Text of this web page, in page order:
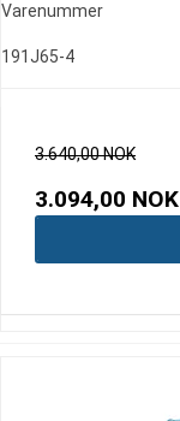
Varenummer
191J65-4
3.640,00 NOK
3.094,00 NOK